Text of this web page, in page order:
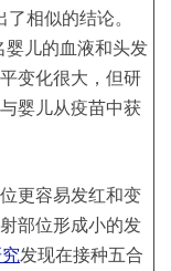
了相似的结论。
儿的血液和头发
变化很大，但研
婴儿从疫苗中获
更容易发红和变
部位形成小的发
发现在接种五合